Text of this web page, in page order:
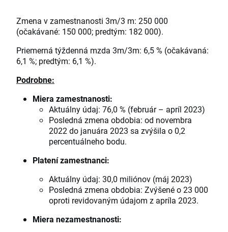
Zmena v zamestnanosti 3m/3 m: 250 000
(očakávané: 150 000; predtým: 182 000).
Priemerná týždenná mzda 3m/3m: 6,5 % (očakávaná:
6,1 %; predtým: 6,1 %).
Podrobne:
Miera zamestnanosti:
Aktuálny údaj: 76,0 % (február – apríl 2023)
Posledná zmena obdobia: od novembra
2022 do januára 2023 sa zvýšila o 0,2
percentuálneho bodu.
Platení zamestnanci:
Aktuálny údaj: 30,0 miliónov (máj 2023)
Posledná zmena obdobia: Zvýšené o 23 000
oproti revidovaným údajom z apríla 2023.
Miera nezamestnanosti: